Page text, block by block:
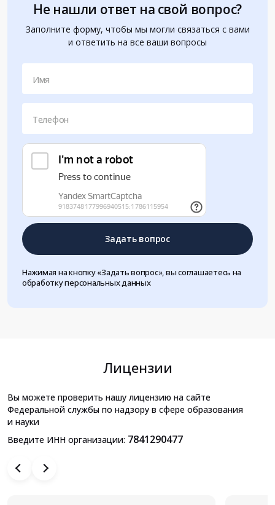
Не нашли ответ на свой вопрос?
Заполните форму, чтобы мы могли связаться с вами
и ответить на все ваши вопросы
Имя
Телефон
Задать вопрос
Нажимая на кнопку «Задать вопрос», вы соглашаетесь на
обработку персональных данных
Лицензии
Вы можете проверить нашу лицензию на сайте
Федеральной службы по надзору в сфере образования
и науки
Введите ИНН организации: 7841290477